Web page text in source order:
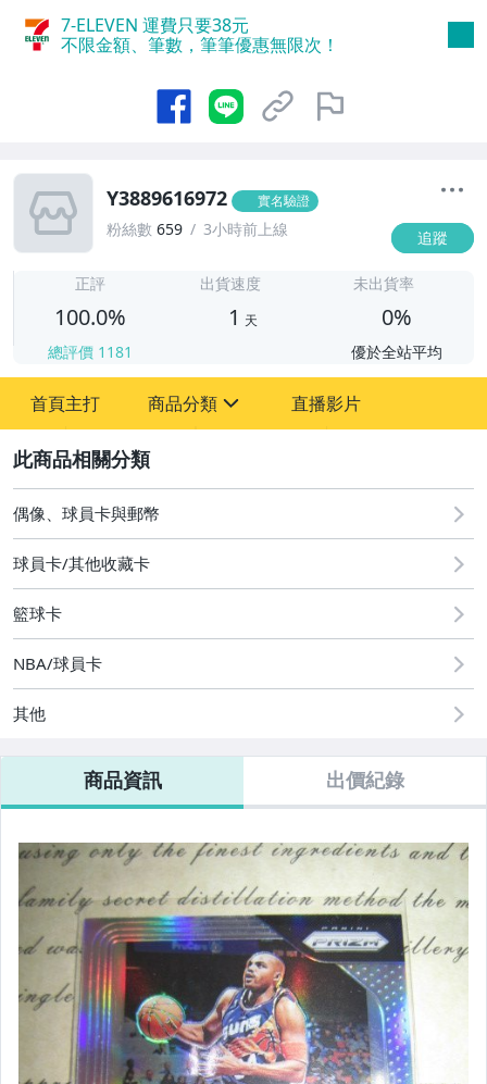
7-ELEVEN 運費只要38元
不限金額、筆數，筆筆優惠無限次！
Y3889616972 實名驗證
粉絲數 659 3小時前上線 追蹤
正評
100.0%
總評價 1181
出貨速度
1 天
未出貨率
0%
優於全站平均
首頁主打 商品分類
偶像、球員卡與郵幣
直播影片
偶像、球員卡與郵幣
球員卡/其他收藏卡
籃球卡
NBA/球員卡
其他
商品資訊 出價紀錄